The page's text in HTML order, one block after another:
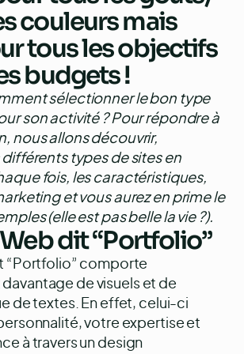
couleurs mais
tous les objectifs
budgets !
sélectionner le bon type
son activité ? Pour répondre à
nous allons découvrir,
types de sites en
fois, les caractéristiques,
et vous aurez en prime le
(elle est pas belle la vie ?).
Web dit “Portfolio”
“Portfolio” comporte
de visuels et de
de textes. En effet, celui-ci
votre expertise et
à travers un design